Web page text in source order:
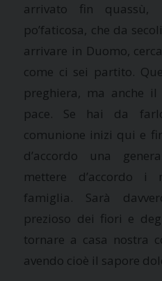
arrivato fin
po’faticosa, che da
arrivare in Duomo,
come ci sei partito.
preghiera, ma anche
pace. Se hai da
comunione inizi qui e
d’accordo una
mettere d’accordo i
famiglia. Sarà
prezioso dei fiori e
tornare a casa nostra
avendo cioè il sapore